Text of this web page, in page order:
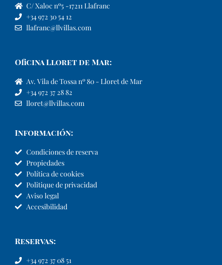
C/ Xaloc nº5 -17211 Llafranc
+34 972 30 54 12
llafranc@llvillas.com
Oficina Lloret de Mar:
Av. Vila de Tossa nº 80 - Lloret de Mar
+34 972 37 28 82
lloret@llvillas.com
Información:
Condiciones de reserva
Propiedades
Política de cookies
Politique de privacidad
Aviso legal
Accesibilidad
Reservas:
+34 972 37 08 51